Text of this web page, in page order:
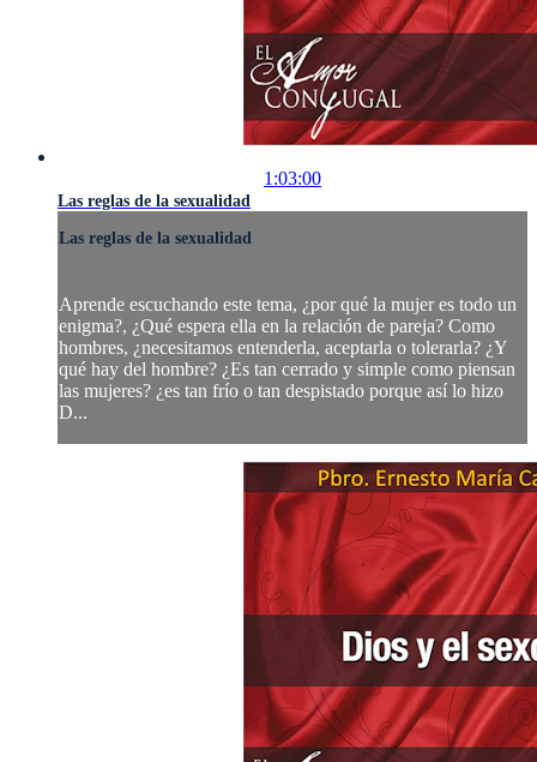
1:03:00
Las reglas de la sexualidad
Las reglas de la sexualidad
Aprende escuchando este tema, ¿por qué la mujer es todo un
enigma?, ¿Qué espera ella en la relación de pareja? Como
hombres, ¿necesitamos entenderla, aceptarla o tolerarla? ¿Y
qué hay del hombre? ¿Es tan cerrado y simple como piensan
las mujeres? ¿es tan frío o tan despistado porque así lo hizo
D...